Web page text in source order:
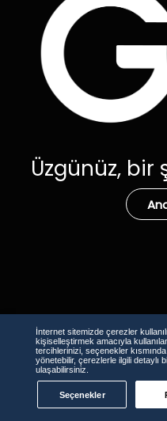
Üzgünüz, bir
İnternet sitemizde çerezler
kişiselleştirmek amacıyla
tercihlerinizi, seçenekler
yönetebilir, çerezlerle ilgili detaylı
ulaşabilirsiniz.
Seçenekler